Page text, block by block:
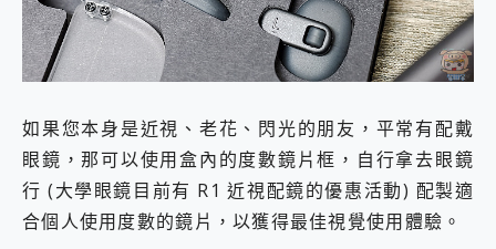
如果您本身是近視、老花、閃光的朋友，平常有配戴
眼鏡，那可以使用盒內的度數鏡片框，自行拿去眼鏡
行 (大學眼鏡目前有 R1 近視配鏡的優惠活動) 配製適
合個人使用度數的鏡片，以獲得最佳視覺使用體驗。